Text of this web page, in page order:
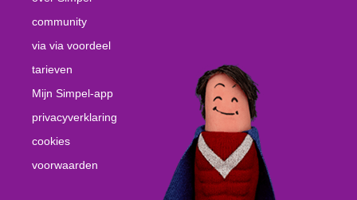
community
via via voordeel
tarieven
Mijn Simpel-app
privacyverklaring
cookies
voorwaarden